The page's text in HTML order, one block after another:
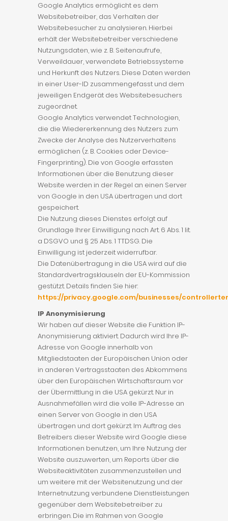
Google Analytics ermöglicht es dem
Websitebetreiber, das Verhalten der
Websitebesucher zu analysieren. Hierbei
erhält der Websitebetreiber verschiedene
Nutzungsdaten, wie z. B. Seitenaufrufe,
Verweildauer, verwendete Betriebssysteme
und Herkunft des Nutzers. Diese Daten werden
in einer User-ID zusammengefasst und dem
jeweiligen Endgerät des Websitebesuchers
zugeordnet.
Google Analytics verwendet Technologien,
die die Wiedererkennung des Nutzers zum
Zwecke der Analyse des Nutzerverhaltens
ermöglichen (z. B. Cookies oder Device-
Fingerprinting). Die von Google erfassten
Informationen über die Benutzung dieser
Website werden in der Regel an einen Server
von Google in den USA übertragen und dort
gespeichert.
Die Nutzung dieses Dienstes erfolgt auf
Grundlage Ihrer Einwilligung nach Art. 6 Abs. 1 lit.
a DSGVO und § 25 Abs. 1 TTDSG. Die
Einwilligung ist jederzeit widerrufbar.
Die Datenübertragung in die USA wird auf die
Standardvertragsklauseln der EU-Kommission
gestützt. Details finden Sie hier:
https://privacy.google.com/businesses/
IP Anonymisierung
Wir haben auf dieser Website die Funktion IP-
Anonymisierung aktiviert. Dadurch wird Ihre IP-
Adresse von Google innerhalb von
Mitgliedstaaten der Europäischen Union oder
in anderen Vertragsstaaten des Abkommens
über den Europäischen Wirtschaftsraum vor
der Übermittlung in die USA gekürzt. Nur in
Ausnahmefällen wird die volle IP-Adresse an
einen Server von Google in den USA
übertragen und dort gekürzt. Im Auftrag des
Betreibers dieser Website wird Google diese
Informationen benutzen, um Ihre Nutzung der
Website auszuwerten, um Reports über die
Websiteaktivitäten zusammenzustellen und
um weitere mit der Websitenutzung und der
Internetnutzung verbundene Dienstleistungen
gegenüber dem Websitebetreiber zu
erbringen. Die im Rahmen von Google